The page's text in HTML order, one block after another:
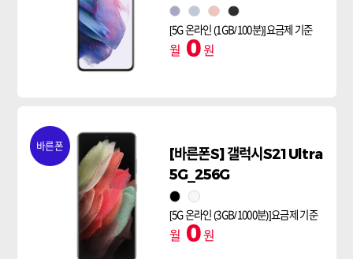
팬텀 바이올렛
팬텀 실버팬텀 핑크팬텀 블랙
[5G 온라인 (1GB/100분)]요금제 기준
월 0원
바른폰
[바른폰S] 갤럭시S21Ultra
5G_256G
팬텀블랙팬텀실버
[5G 온라인 (3GB/1000분)]요금제 기준
월 0원